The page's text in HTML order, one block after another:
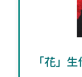
「花」